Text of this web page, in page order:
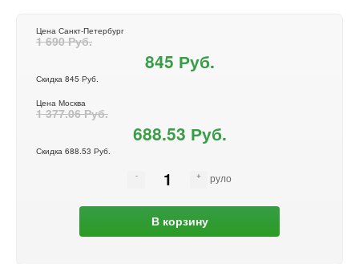
Цена Санкт-Петербург
1 690 Руб.
845 Руб.
Скидка 845 Руб.
Цена Москва
1 377.06 Руб.
688.53 Руб.
Скидка 688.53 Руб.
руло
В корзину